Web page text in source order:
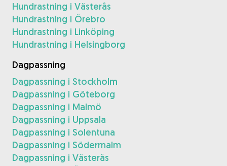
Hundrastning i Västerås
Hundrastning i Örebro
Hundrastning i Linköping
Hundrastning i Helsingborg
Dagpassning
Dagpassning i Stockholm
Dagpassning i Göteborg
Dagpassning i Malmö
Dagpassning i Uppsala
Dagpassning i Solentuna
Dagpassning i Södermalm
Dagpassning i Västerås